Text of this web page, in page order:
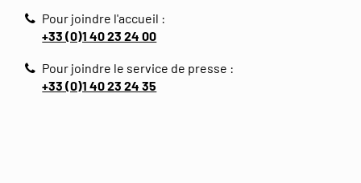
Pour joindre l'accueil :
+33 (0)1 40 23 24 00
Pour joindre le service de presse :
+33 (0)1 40 23 24 35